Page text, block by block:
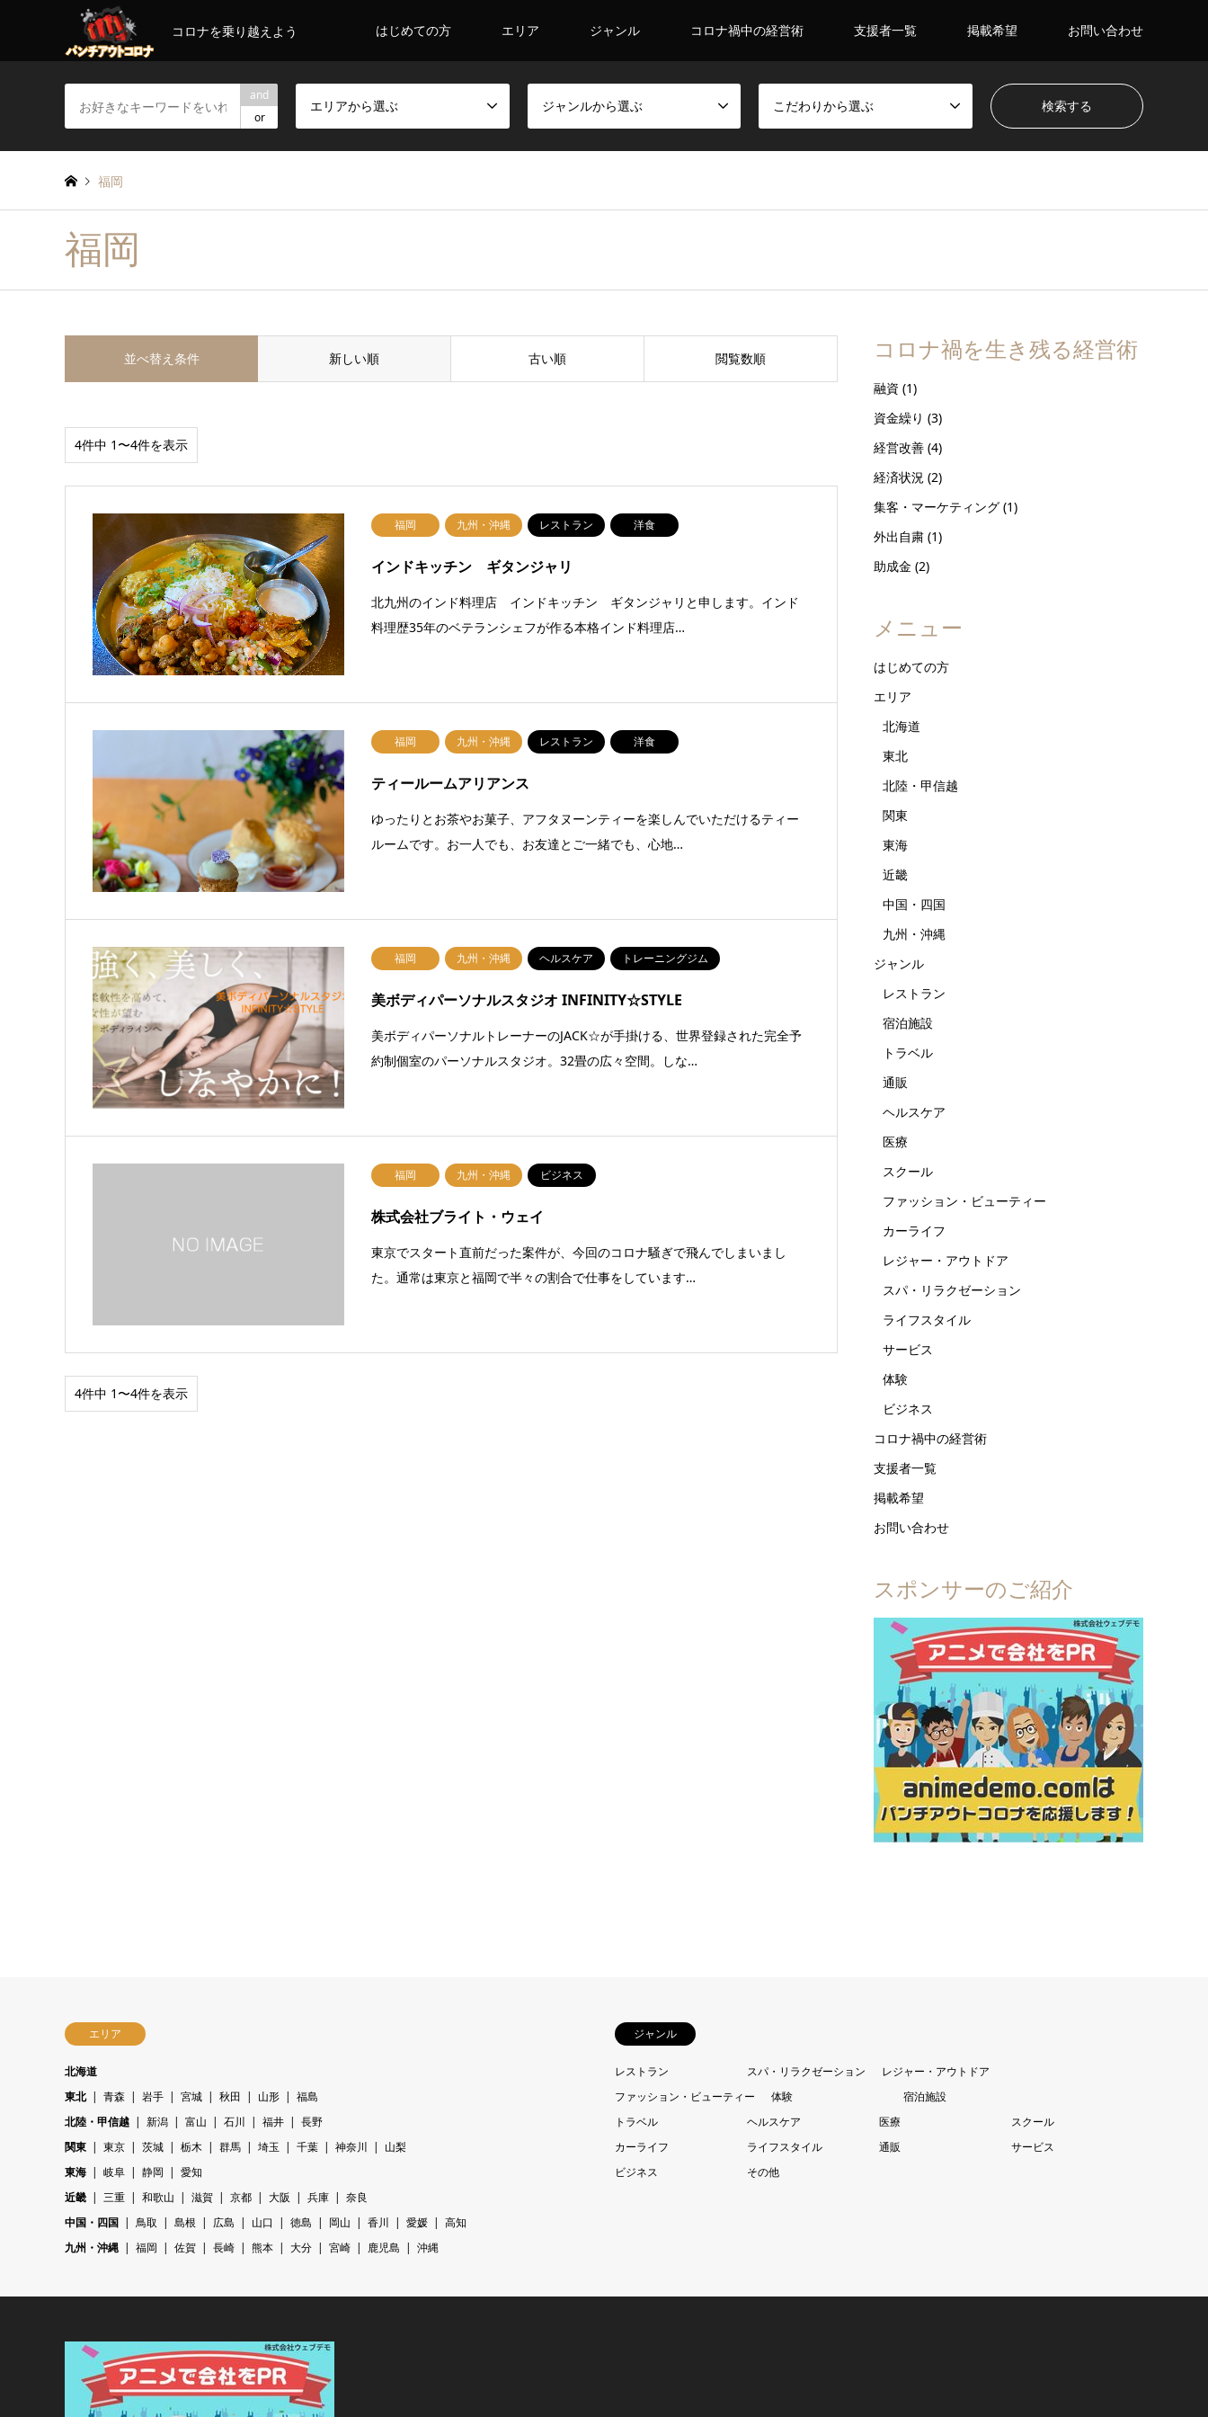
コロナを乗り越えよう はじめての方 エリア ジャンル コロナ禍中の経営術 支援者一覧 掲載希望 お問い合わせ
and
or
エリアから選ぶ ジャンルから選ぶ こだわりから選ぶ
福岡
福岡
並べ替え条件 新しい順 古い順 閲覧数順
4件中 1〜4件を表示
福岡 九州・沖縄 レストラン 洋食
インドキッチン ギタンジャリ
北九州のインド料理店 インドキッチン ギタンジャリと申します。インド
料理歴35年のベテランシェフが作る本格インド料理店…
福岡 九州・沖縄 レストラン 洋食
ティールームアリアンス
ゆったりとお茶やお菓子、アフタヌーンティーを楽しんでいただけるティー
ルームです。お一人でも、お友達とご一緒でも、心地…
福岡 九州・沖縄 ヘルスケア トレーニングジム
美ボディパーソナルスタジオ INFINITY☆STYLE
美ボディパーソナルトレーナーのJACK☆が手掛ける、世界登録された完全予
約制個室のパーソナルスタジオ。32畳の広々空間。しな…
福岡 九州・沖縄 ビジネス
株式会社ブライト・ウェイ
東京でスタート直前だった案件が、今回のコロナ騒ぎで飛んでしまいまし
た。通常は東京と福岡で半々の割合で仕事をしています…
4件中 1〜4件を表示
コロナ禍を生き残る経営術
融資 (1)
資金繰り (3)
経営改善 (4)
経済状況 (2)
集客・マーケティング (1)
外出自粛 (1)
助成金 (2)
メニュー
はじめての方
エリア
北海道
東北
北陸・甲信越
関東
東海
近畿
中国・四国
九州・沖縄
ジャンル
レストラン
宿泊施設
トラベル
通販
ヘルスケア
医療
スクール
ファッション・ビューティー
カーライフ
レジャー・アウトドア
スパ・リラクゼーション
ライフスタイル
サービス
体験
ビジネス
コロナ禍中の経営術
支援者一覧
掲載希望
お問い合わせ
スポンサーのご紹介
エリア
北海道
東北
青森 岩手 宮城 秋田 山形
福島
北陸・甲信越
新潟 富山 石川 福井
長野
関東
東京 茨城 栃木 群馬 埼玉 千葉 神奈川
山梨
東海
岐阜 静岡
愛知
近畿
三重 和歌山 滋賀 京都 大阪 兵庫
奈良
中国・四国
鳥取 島根 広島 山口 徳島 岡山 香川 愛媛
高知
九州・沖縄
福岡 佐賀 長崎 熊本 大分 宮崎 鹿児島 沖縄
ジャンル
レストラン スパ・リラクゼーション
レジャー・アウトドア
ファッション・ビューティー
体験
宿泊施設
トラベル
ヘルスケア 医療
スクール
カーライフ
ライフスタイル 通販
サービス
ビジネス
その他